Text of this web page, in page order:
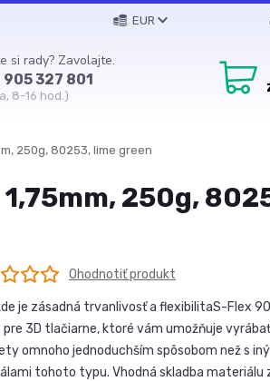
EUR
si rady? Zavolajte.
905 327 801
8-16 hod.)
250g, 80253, lime green
250g,
Ohodnotiť produkt
je zásadná trvanlivosť a flexibilitaS-Flex
pre 3D tlačiarne, ktoré vám umožňuje
omnoho jednoduchším spôsobom než s
tohoto typu. Vhodná skladba materiálu